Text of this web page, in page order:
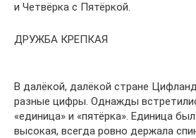
и Четвёрка с Пятёркой.
ДРУЖБА КРЕПКАЯ
В далёкой, далёкой стране
разные цифры. Однажды
«единица» и «пятёрка». Единица
высокая, всегда ровно держала